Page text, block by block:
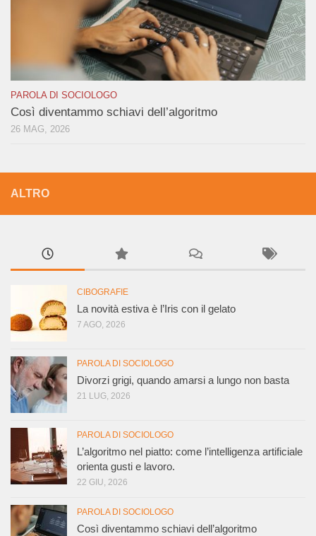
PAROLA DI SOCIOLOGO
Così diventammo schiavi dell’algoritmo
26 MAG, 2026
ALTRO
CIBOGRAFIE
La novità estiva è l’Iris con il gelato
7 AGO, 2026
PAROLA DI SOCIOLOGO
Divorzi grigi, quando amarsi a lungo non basta
21 LUG, 2026
PAROLA DI SOCIOLOGO
L’algoritmo nel piatto: come l’intelligenza artificiale
orienta gusti e lavoro.
22 GIU, 2026
PAROLA DI SOCIOLOGO
Così diventammo schiavi dell’algoritmo